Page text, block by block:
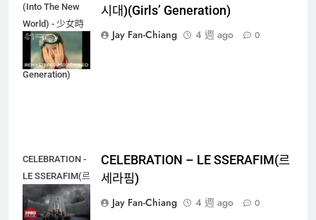
(Into The New
World) - 少女時
代(소녀시대)
(Girls'
Generation)
시대)(Girls’ Generation)
Jay Fan-Chiang
4 週 ago 0
CELEBRATION -
LE SSERAFIM(르
세라핌)
CELEBRATION – LE SSERAFIM(르
세라핌)
Jay Fan-Chiang
4 週 ago 0